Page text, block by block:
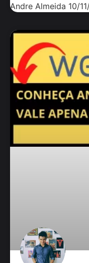
Andre Almeida 10/